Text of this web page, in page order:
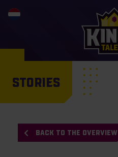
STORIES
BACK TO THE OVERVIEW